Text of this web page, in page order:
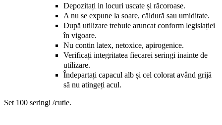
Depozitați in locuri uscate și răcoroase.
A nu se expune la soare, căldură sau umiditate.
După utilizare trebuie aruncat conform legislației
în vigoare.
Nu contin latex, netoxice, apirogenice.
Verificați integritatea fiecarei seringi inainte de
utilizare.
Îndepartați capacul alb și cel colorat având grijă
să nu atingeți acul.
Set 100 seringi /cutie.